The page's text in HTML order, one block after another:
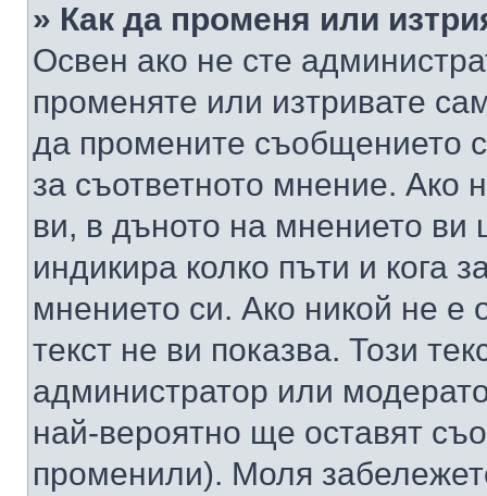
» Как да променя или
Освен ако не сте
променяте или изтривате
да промените съобщението
за съответното мнение. Ако
ви, в дъното на мнението ви
индикира колко пъти и кога
мнението си. Ако никой не е
текст не ви показва. Този
администратор или
най-вероятно ще оставят
променили). Моля